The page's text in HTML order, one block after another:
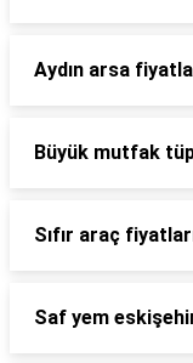
Aydın arsa
Büyük mutfak
Sıfır araç
Saf yem